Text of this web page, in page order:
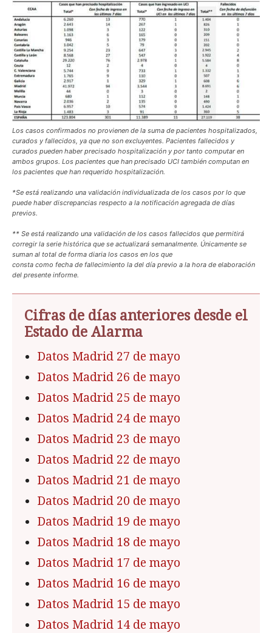
Los casos confirmados no provienen de la suma de pacientes hospitalizados,
curados y fallecidos, ya que no son excluyentes. Pacientes fallecidos y
curados pueden haber precisado hospitalización y por tanto computar en
ambos grupos. Los pacientes que han precisado UCI también computan en
los pacientes que han requerido hospitalización.
*Se está realizando una validación individualizada de los casos por lo que
puede haber discrepancias respecto a la notificación agregada de días
previos.
** Se está realizando una validación de los casos fallecidos que permitirá
corregir la serie histórica que se actualizará semanalmente. Únicamente se
suman al total de forma diaria los casos en los que
consta como fecha de fallecimiento la del día previo a la hora de elaboración
del presente informe.
Cifras de días anteriores desde el
Estado de Alarma
Datos Madrid 27 de mayo
Datos Madrid 26 de mayo
Datos Madrid 25 de mayo
Datos Madrid 24 de mayo
Datos Madrid 23 de mayo
Datos Madrid 22 de mayo
Datos Madrid 21 de mayo
Datos Madrid 20 de mayo
Datos Madrid 19 de mayo
Datos Madrid 18 de mayo
Datos Madrid 17 de mayo
Datos Madrid 16 de mayo
Datos Madrid 15 de mayo
Datos Madrid 14 de mayo